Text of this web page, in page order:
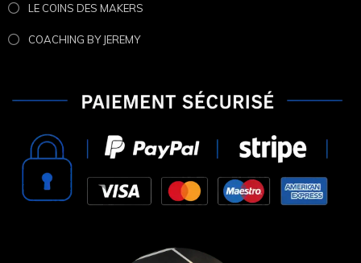
LE COINS DES MAKERS
COACHING BY JEREMY